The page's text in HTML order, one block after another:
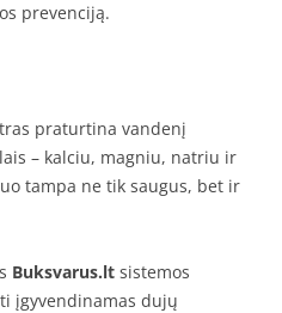
prevenciją.
praturtina vandenį
– kalciu, magniu, natriu ir
tampa ne tik saugus, bet ir
Buksvarus.lt sistemos
įgyvendinamas dujų